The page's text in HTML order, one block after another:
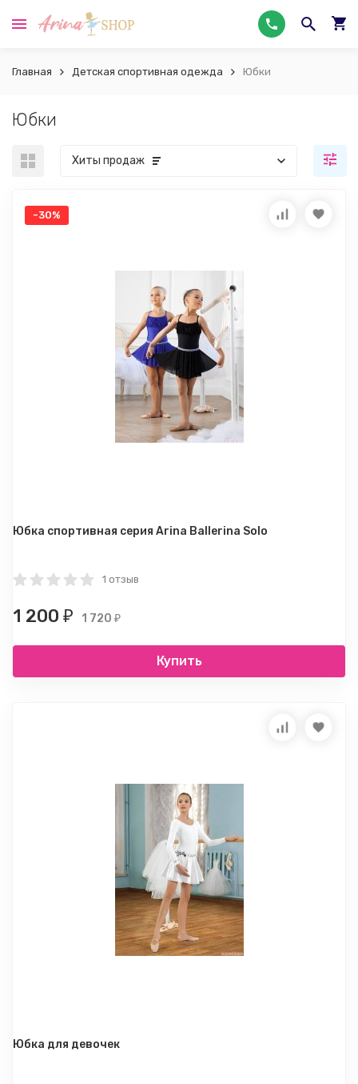
Главная Детская спортивная одежда Юбки
Юбки
Хиты продаж
-30%
Юбка спортивная серия Arina Ballerina Solo
1 отзыв
1 200 ₽ 1 720 ₽
Купить
Юбка для девочек